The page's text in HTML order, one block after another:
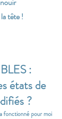
tête !
:
états de
?
fonctionné pour moi